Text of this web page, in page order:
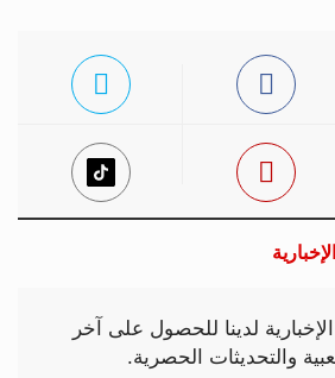
لدينا للحصول على آخر
والتحديثات الحصرية.